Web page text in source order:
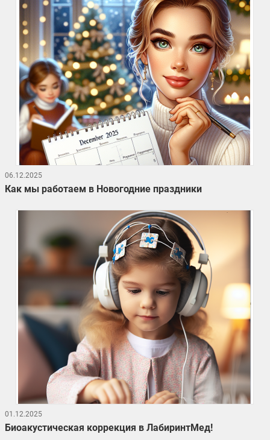
06.12.2025
Как мы работаем в Новогодние праздники
01.12.2025
Биоакустическая коррекция в ЛабиринтМед!